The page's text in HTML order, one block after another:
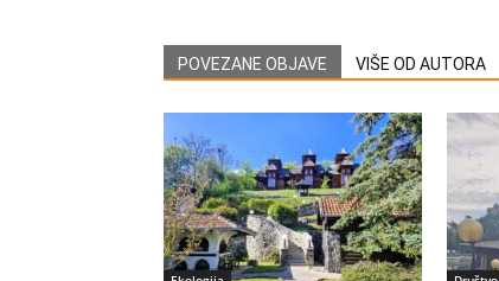
POVEZANE OBJAVE VIŠE OD AUTORA